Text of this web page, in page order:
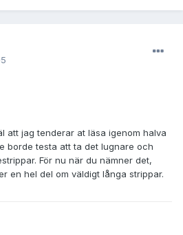
att jag tenderar at läsa igenom halva
borde testa att ta det lugnare och
För nu när du nämner det,
en hel del om väldigt långa strippar.